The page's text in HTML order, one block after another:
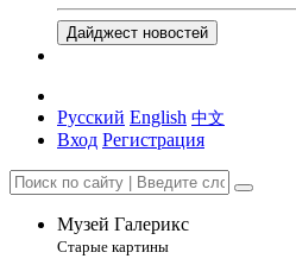
Дайджест новостей
Русский English 中文
Вход Регистрация
Музей Галерикс
Старые картины